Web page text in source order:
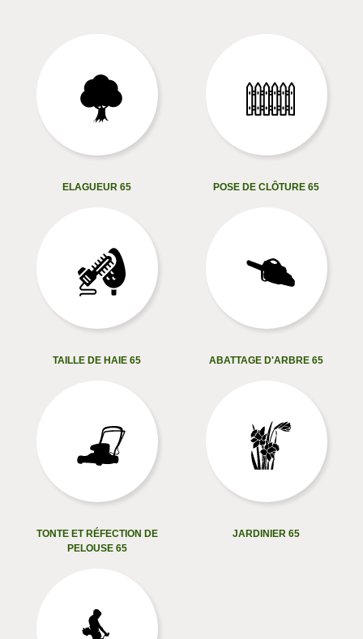
ELAGUEUR 65 POSE DE CLÔTURE 65
TAILLE DE HAIE 65 ABATTAGE D'ARBRE 65
TONTE ET RÉFECTION DE
PELOUSE 65
JARDINIER 65